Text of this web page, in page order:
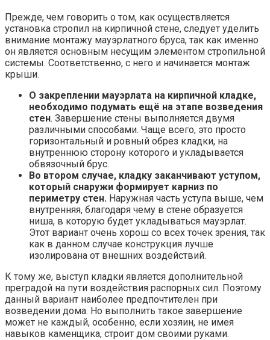
Прежде, чем говорить о том, как осуществляется
установка стропил на кирпичной стене, следует уделить
внимание монтажу мауэрлатного бруса, так как именно
он является основным несущим элементом стропильной
системы. Соответственно, с него и начинается монтаж
крыши.
О закреплении мауэрлата на кирпичной кладке,
необходимо подумать ещё на этапе возведения
стен. Завершение стены выполняется двумя
различными способами. Чаще всего, это просто
горизонтальный и ровный обрез кладки, на
внутреннюю сторону которого и укладывается
обвязочный брус.
Во втором случае, кладку заканчивают уступом,
который снаружи формирует карниз по
периметру стен. Наружная часть уступа выше, чем
внутренняя, благодаря чему в стене образуется
ниша, в которую будет укладываться мауэрлат.
Этот вариант очень хорош со всех точек зрения, так
как в данном случае конструкция лучше
изолирована от внешних воздействий.
К тому же, выступ кладки является дополнительной
преградой на пути воздействия распорных сил. Поэтому
данный вариант наиболее предпочтителен при
возведении дома. Но выполнить такое завершение
может не каждый, особенно, если хозяин, не имея
навыков каменщика, строит дом своими руками.